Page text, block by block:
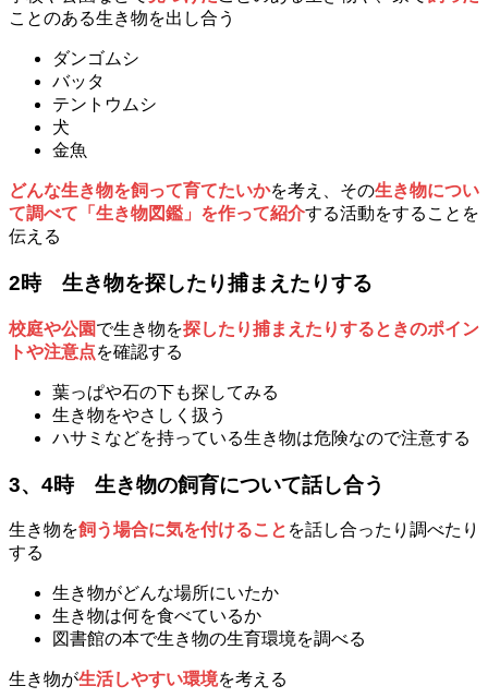
ことのある生き物を出し合う
ダンゴムシ
バッタ
テントウムシ
犬
金魚
どんな生き物を飼って育てたいかを考え、その生き物につい
て調べて「生き物図鑑」を作って紹介する活動をすることを
伝える
2時 生き物を探したり捕まえたりする
校庭や公園で生き物を探したり捕まえたりするときのポイン
トや注意点を確認する
葉っぱや石の下も探してみる
生き物をやさしく扱う
ハサミなどを持っている生き物は危険なので注意する
3、4時 生き物の飼育について話し合う
生き物を飼う場合に気を付けること を話し合ったり調べたり
する
生き物がどんな場所にいたか
生き物は何を食べているか
図書館の本で生き物の生育環境を調べる
生き物が生活しやすい環境を考える